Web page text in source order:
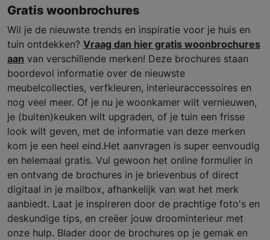
Gratis woonbrochures
Wil je de nieuwste trends en inspiratie voor je huis en
tuin ontdekken? Vraag dan hier gratis woonbrochures
aan van verschillende merken! Deze brochures staan
boordevol informatie over de nieuwste
meubelcollecties, verfkleuren, interieuraccessoires en
nog veel meer. Of je nu je woonkamer wilt vernieuwen,
je (buiten)keuken wilt upgraden, of je tuin een frisse
look wilt geven, met de informatie van deze merken
kom je een heel eind.Het aanvragen is super eenvoudig
en helemaal gratis. Vul gewoon het online formulier in
en ontvang de brochures in je brievenbus of direct
digitaal in je mailbox, afhankelijk van wat het merk
aanbiedt. Laat je inspireren door de prachtige foto's en
deskundige tips, en creëer jouw droominterieur met
onze hulp. Blader door de brochures op je gemak en